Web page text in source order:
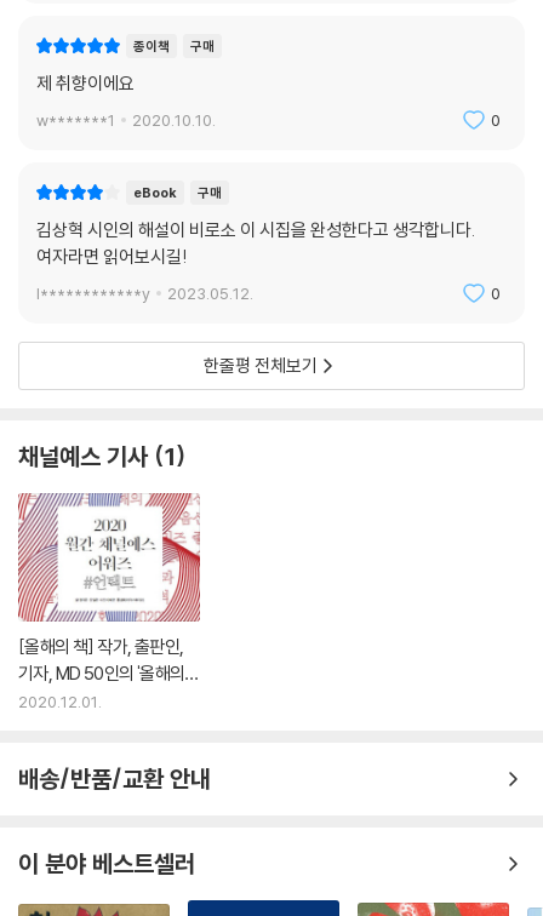
_「이미 시작된 영화」에서
네가 신이라면 새들에겐 그림자
인간에겐 견딜 만한 추위와 허기를 주고
그들의 기쁨과 슬픔을 공깃돌처럼 가지고 놀겠지
나는 구멍난 공깃돌에서 흐르는
작은 슬픔을 엿보네
_「네가 신이라면」에서
이렇듯 기울어진 채 걷고, 작은 슬픔을 엿보는 시인. 그의 이마에 얼마간 더
멍이 들지라도, 쉬이 규정할 수 없는 자기만의 윤리로 기워갈 존재와 세계
기대된다.
시인의 말
문을 열고 나오면 언제나 두 개의 길이 있다
하나는 교외의 해변으로 통하는 길, 하나는 작은 성당과 식료품점을 지나
도시로 가는 길;
놀러온 꼬마들은 신발을 벗어둔 채 해변으로 가고
동네 사람들은 반대의 길을 간다
2020년 3월
종이책 구매
제 취향이에요
w*******1 2020.10.10. 0
eBook 구매
김상혁 시인의 해설이 비로소 이 시집을 완성한다고 생각합니다.
여자라면 읽어보시길!
l************y 2023.05.12. 0
한줄평 전체보기
채널예스 기사 1
[올해의 책] 작가, 출판인,
기자, MD 50인의 '올해의
책'
2020.12.01.
배송/반품/교환 안내
이 분야 베스트셀러